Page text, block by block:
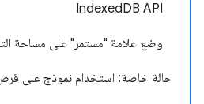
IndexedDB API
وضع علامة "مستمر" على مساحة
حالة خاصة: استخدام نموذج على